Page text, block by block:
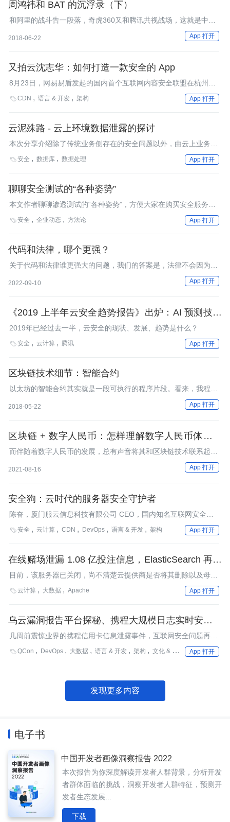
发人员提供了参考。
周鸿祎和 BAT 的沉浮录（下）
和阿里的战斗告一段落，奇虎360又和腾讯共视战场，这就是中国
2018-06-22 App 打开
又拍云沈志华：如何打造一款安全的 App
8月23日，网易易盾发起的国内首个互联网内容安全联盟在杭州成
立，又拍云作为该联盟的首批成员单位出席了成立仪式。又拍云
COO沈志华在成立仪式上发表了精彩的演讲，并接受了媒体专
拍云在Https加密传输、HttpDNS防劫持方面的经验。
CDN 语言 & 开发 架构 App 打开
云泥殊路 - 云上环境数据泄露的探讨
本次分享介绍除了传统业务侧存在的安全问题以外，由云上业务开
发者和运维人员疏漏造成的现实风险。
安全 数据库 数据处理 App 打开
聊聊安全测试的“各种姿势”
本文作者聊聊渗透测试的“各种姿势”，方便大家在购买安全服务时
进行比较。
安全 企业动态 方法论 App 打开
代码和法律，哪个更强？
关于代码和法律谁更强大的问题，我们的答案是，法律不会因为代
码而做出改变，但代码在法律没有覆盖的空间是实际发挥作用的，
法律需要自我拓展，才能实现对代码更有效的约束。
2022-09-10 App 打开
《2019 上半年云安全趋势报告》出炉：AI 预测技术
成安全防护重点
2019年已经过去一半，云安全的现状、发展、趋势是什么？
安全 云计算 腾讯 App 打开
区块链技术细节：智能合约
以太坊的智能合约其实就是一段可执行的程序片段。看来，我程序
2018-05-22 App 打开
区块链 + 数字人民币：怎样理解数字人民币体系架
构？
而伴随着数字人民币的发展，总有声音将其和区块链技术联系起
2021-08-16 App 打开
安全狗：云时代的服务器安全守护者
陈奋，厦门服云信息科技有限公司 CEO，国内知名互联网安全品
牌安全狗创始人。从2004年涉足信息安全领域以来，在网络安
全、数据安全方面都有深入的研究，共获得3项安全领域的个人发
狗，获得2012年最佳互联网安全产品奖。
安全 云计算 CDN DevOps 语言 & 开发 架构 App 打开
在线赌场泄漏 1.08 亿投注信息，ElasticSearch 再成
祸首
目前，该服务器已关闭，尚不清楚云提供商是否将其删除以及母公
司是否知道发生了数据泄露。
云计算 大数据 Apache App 打开
乌云漏洞报告平台探秘、携程大规模日志实时安全分
析：QCon 北京 2014 安全专题
几周前震惊业界的携程信用卡信息泄露事件，互联网安全问题再度
吸引了大家眼球。携程的漏洞最初由乌云漏洞报告平台报告，这究
竟是怎么一回事儿？本届QCon在安全话题上为您准备了足量内
QCon DevOps 大数据 语言 & 开发 架构 文化 & 方法 AI
App 打开
发现更多内容
电子书
中国开发者画像洞察报告 2022
本次报告为你深度解读开发者人群背景，分析开发
者群体面临的挑战，洞察开发者人群特征，预测开
发者生态发展...
下载